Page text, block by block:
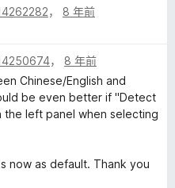
， 8 年前
， 8 年前
Chinese/English and
be even better if "Detect
left panel when selecting
now as default. Thank you